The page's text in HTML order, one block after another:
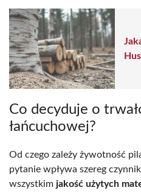
Co decyduje o
łańcuchowej?
Od czego zależy żywotność
pytanie wpływa szereg
wszystkim jakość użytych